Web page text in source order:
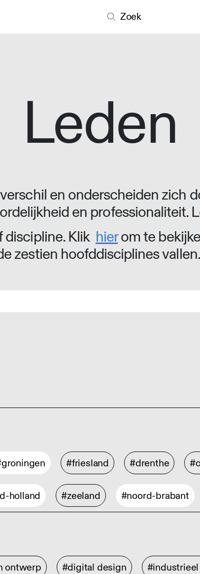
Zoek
Leden
en onderscheiden zich
en professionaliteit.
discipline. Klik hierom te
zestien hoofddisciplines vallen.
#friesland #drenthe
holland #zeeland #noord-brabant
ontwerp #digital design